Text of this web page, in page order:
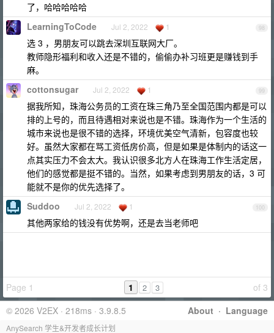
了，哈哈哈哈哈
98
LearningToCode Jul 2, 2022 1
选 3 ，男朋友可以跳去深圳互联网大厂。
教师隐形福利和收入还是不错的，偷偷办补习班更是赚钱到手
麻。
99
cottonsugar Jul 2, 2022 1
据我所知，珠海公务员的工资在珠三角乃至全国范围内都是可以
排的上号的，而且待遇相对来说也是不错。珠海作为一个生活的
城市来说也是很不错的选择，环境优美空气清新，包容度也较
好。虽然大家都在骂工资低房价高，但是如果是体制内的话这一
点其实压力不会太大。我认识很多北方人在珠海工作生活定居，
他们的感觉都是挺不错的。当然，如果考虑到男朋友的话，3 可
能就不是你的优先选择了。
100
Suddoo Jul 2, 2022 1
其他两家给的钱没有优势啊，还是去当老师吧
Page 1 of 3
1 2 3
About · Language
© 2026 V2EX · 218ms · 3.9.8.5
AnySearch 学生&开发者成长计划